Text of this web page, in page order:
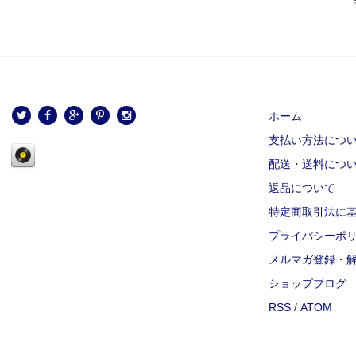
ホーム
支払い方法につ
配送・送料につ
返品について
特定商取引法に
プライバシーポ
メルマガ登録・
ショップブログ
RSS / ATOM